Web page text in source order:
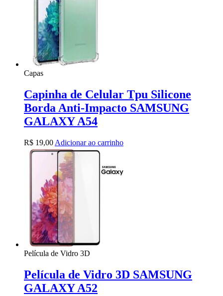
Capas
Capinha de Celular Tpu Silicone
Borda Anti-Impacto SAMSUNG
GALAXY A54
R$ 19,00 Adicionar ao carrinho
Película de Vidro 3D
Película de Vidro 3D SAMSUNG
GALAXY A52